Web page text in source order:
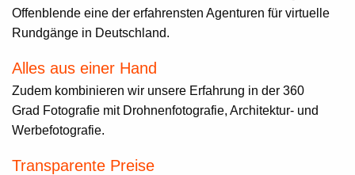
Offenblende eine der erfahrensten Agenturen für virtuelle
Rundgänge in Deutschland.
Alles aus einer Hand
Zudem kombinieren wir unsere Erfahrung in der 360
Grad Fotografie mit Drohnenfotografie, Architektur- und
Werbefotografie.
Transparente Preise